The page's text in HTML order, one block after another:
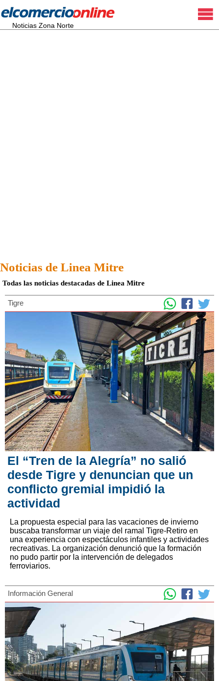
Noticias Zona Norte
Noticias de Linea Mitre
Todas las noticias destacadas de Linea Mitre
Tigre
El “Tren de la Alegría” no salió
desde Tigre y denuncian que un
conflicto gremial impidió la
actividad
La propuesta especial para las vacaciones de invierno
buscaba transformar un viaje del ramal Tigre-Retiro en
una experiencia con espectáculos infantiles y actividades
recreativas. La organización denunció que la formación
no pudo partir por la intervención de delegados
ferroviarios.
Información General